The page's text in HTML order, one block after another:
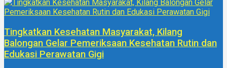
Tingkatkan Kesehatan Masyarakat, Kilang
Balongan Gelar Pemeriksaan Kesehatan Rutin dan
Edukasi Perawatan Gigi